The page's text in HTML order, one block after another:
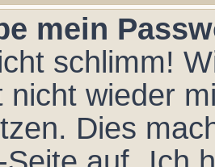
mein
schlimm!
nicht wieder
Dies